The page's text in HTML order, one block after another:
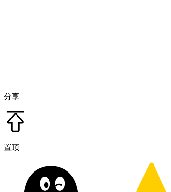
分享
置顶